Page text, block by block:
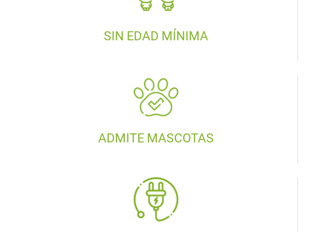
SIN EDAD MÍNIMA
ADMITE MASCOTAS